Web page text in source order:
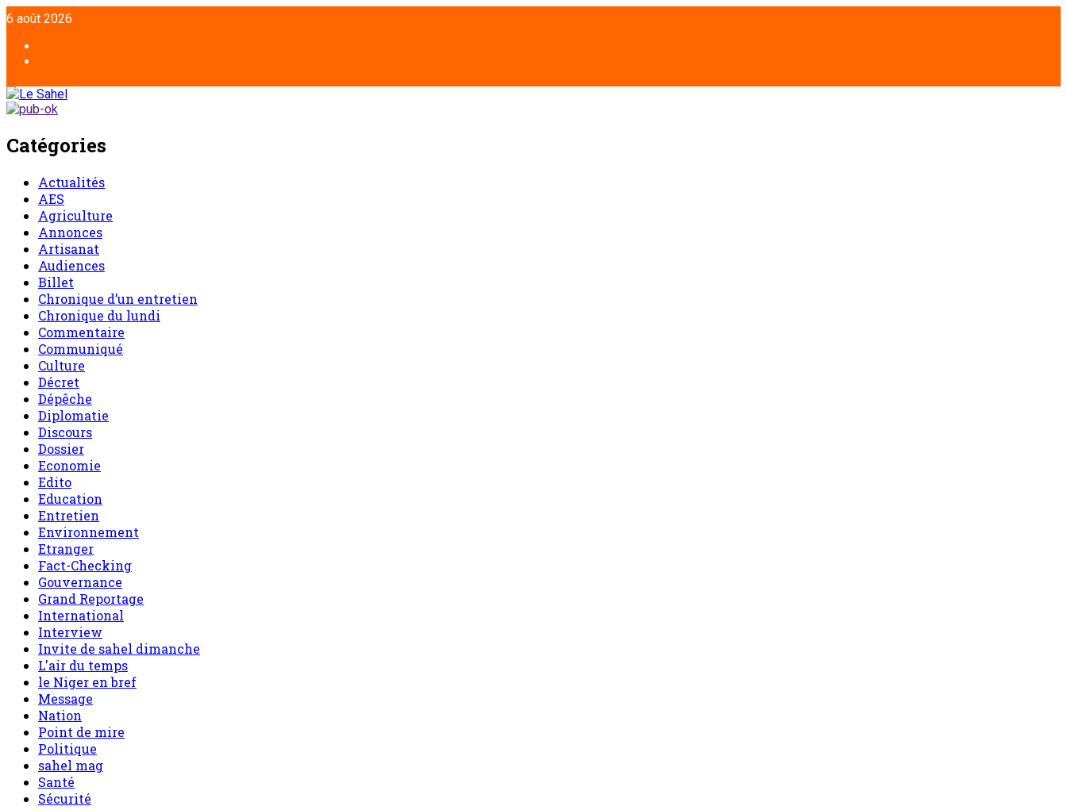
Aller
au
contenu
6 août 2026
Catégories
Actualités
AES
Agriculture
Annonces
Artisanat
Audiences
Billet
Chronique d’un entretien
Chronique du lundi
Commentaire
Communiqué
Culture
Décret
Dépêche
Diplomatie
Discours
Dossier
Economie
Edito
Education
Entretien
Environnement
Etranger
Fact-Checking
Gouvernance
Grand Reportage
International
Interview
Invite de sahel dimanche
L'air du temps
le Niger en bref
Message
Nation
Point de mire
Politique
sahel mag
Santé
Sécurité